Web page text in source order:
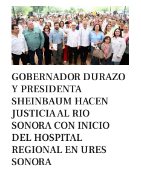
GOBERNADOR DURAZO
Y PRESIDENTA
SHEINBAUM HACEN
JUSTICIA AL RIO
SONORA CON INICIO
DEL HOSPITAL
REGIONAL EN URES
SONORA